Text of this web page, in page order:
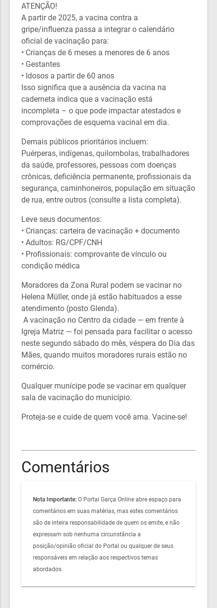
ATENÇÃO!
A partir de 2025, a vacina contra a
gripe/influenza passa a integrar o calendário
oficial de vacinação para:
• Crianças de 6 meses a menores de 6 anos
• Gestantes
• Idosos a partir de 60 anos
Isso significa que a ausência da vacina na
caderneta indica que a vacinação está
incompleta – o que pode impactar atestados e
comprovações de esquema vacinal em dia.
Demais públicos prioritários incluem:
Puérperas, indígenas, quilombolas, trabalhadores
da saúde, professores, pessoas com doenças
crônicas, deficiência permanente, profissionais da
segurança, caminhoneiros, população em situação
de rua, entre outros (consulte a lista completa).
Leve seus documentos:
• Crianças: carteira de vacinação + documento
• Adultos: RG/CPF/CNH
• Profissionais: comprovante de vínculo ou
condição médica
Moradores da Zona Rural podem se vacinar no
Helena Müller, onde já estão habituados a esse
atendimento (posto Glenda).
A vacinação no Centro da cidade — em frente à
Igreja Matriz — foi pensada para facilitar o acesso
neste segundo sábado do mês, véspera do Dia das
Mães, quando muitos moradores rurais estão no
comércio.
Qualquer munícipe pode se vacinar em qualquer
sala de vacinação do município.
Proteja-se e cuide de quem você ama. Vacine-se!
Comentários
Nota Importante: O Portal Garça Online abre espaço para
comentários em suas matérias, mas estes comentários
são de inteira responsabilidade de quem os emite, e não
expressam sob nenhuma circunstância a
posição/opinião oficial do Portal ou qualquer de seus
responsáveis em relação aos respectivos temas
abordados.